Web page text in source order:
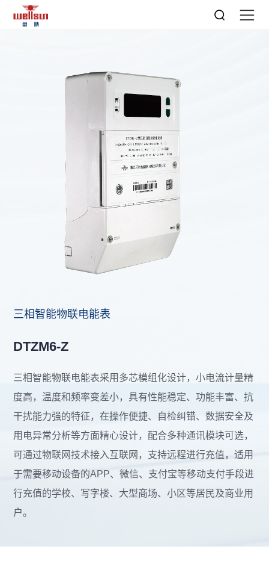
三相智能物联电能表
DTZM6-Z
三相智能物联电能表采用多芯模组化设计，小电流计量精
度高，温度和频率变差小，具有性能稳定、功能丰富、抗
干扰能力强的特征，在操作便捷、自检纠错、数据安全及
用电异常分析等方面精心设计，配合多种通讯模块可选，
可通过物联网技术接入互联网，支持远程进行充值，适用
于需要移动设备的APP、微信、支付宝等移动支付手段进
行充值的学校、写字楼、大型商场、小区等居民及商业用
户。